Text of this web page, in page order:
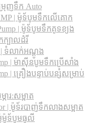
រុញទឹក Auto
| ម៉ូទ័បូមទឹកលើគោក
| ម៉ូទ័បូមទឹកគូទខ្យង
ក្បាលដំរី
| ទំលាក់អណ្តូង
| ម៉ាស៊ីនបូមទឹកប្រើសាំង
| គ្រឿងបន្ទាប់បន្សំសម្រាប់
ារ:សម្អាត
| ម៉ូទ័របាញ់ទឹកលាងសម្អាត
ម៉ូម៉ូទ័បូមធូលី